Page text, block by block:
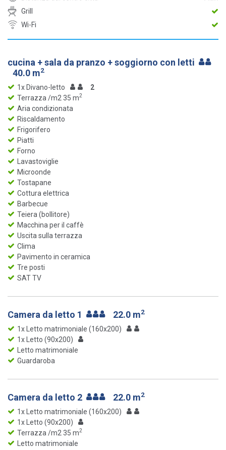
Grill
Wi-Fi
cucina + sala da pranzo + soggiorno con letti
40.0 m2
1x Divano-letto
2
Terrazza /m2 35 m2
Aria condizionata
Riscaldamento
Frigorifero
Piatti
Forno
Lavastoviglie
Microonde
Tostapane
Cottura elettrica
Barbecue
Teiera (bollitore)
Macchina per il caffè
Uscita sulla terrazza
Clima
Pavimento in ceramica
Tre posti
SAT TV
Camera da letto 1 22.0 m2
1x Letto matrimoniale (160x200)
1x Letto (90x200)
Letto matrimoniale
Guardaroba
Camera da letto 2 22.0 m2
1x Letto matrimoniale (160x200)
1x Letto (90x200)
Terrazza /m2 35 m2
Letto matrimoniale